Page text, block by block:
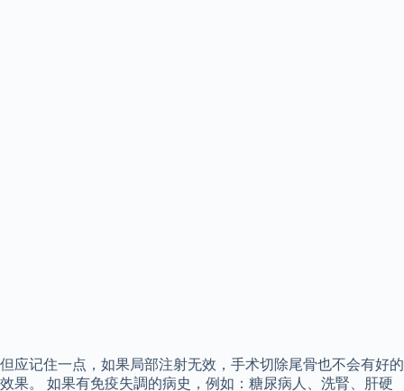
但应记住一点，如果局部注射无效，手术切除尾骨也不会有好的
效果。 如果有免疫失調的病史，例如：糖尿病人、洗腎、肝硬